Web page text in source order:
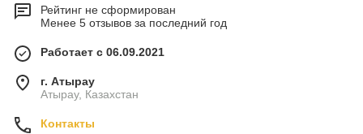
Рейтинг не сформирован
Менее 5 отзывов за последний год
Работает с 06.09.2021
г. Атырау
Атырау, Казахстан
Контакты